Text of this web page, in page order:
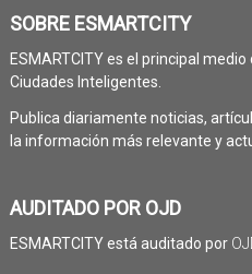
SOBRE ESMARTCITY
ESMARTCITY es el principal
Ciudades Inteligentes.
Publica diariamente noticias,
la información más relevante y
AUDITADO POR OJD
ESMARTCITY está auditado por